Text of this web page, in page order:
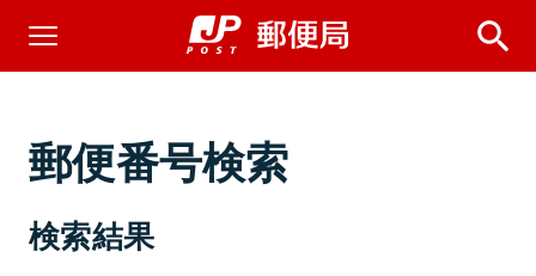
郵便番号検索
検索結果